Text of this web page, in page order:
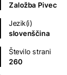
Založba Pivec
Jezik(i)
slovenščina
Število strani
260